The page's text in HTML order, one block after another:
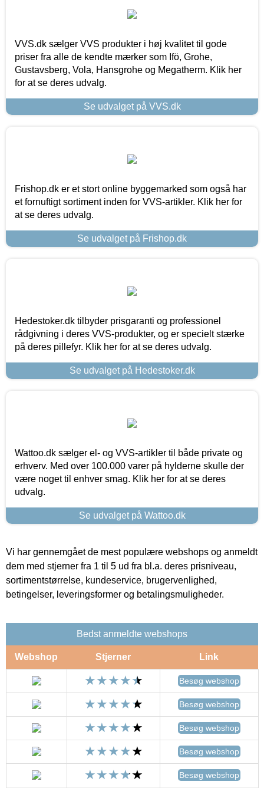
VVS.dk sælger VVS produkter i høj kvalitet til gode
priser fra alle de kendte mærker som Ifö, Grohe,
Gustavsberg, Vola, Hansgrohe og Megatherm. Klik her
for at se deres udvalg.
Se udvalget på VVS.dk
Frishop.dk er et stort online byggemarked som også har
et fornuftigt sortiment inden for VVS-artikler. Klik her for
at se deres udvalg.
Se udvalget på Frishop.dk
Hedestoker.dk tilbyder prisgaranti og professionel
rådgivning i deres VVS-produkter, og er specielt stærke
på deres pillefyr. Klik her for at se deres udvalg.
Se udvalget på Hedestoker.dk
Wattoo.dk sælger el- og VVS-artikler til både private og
erhverv. Med over 100.000 varer på hylderne skulle der
være noget til enhver smag. Klik her for at se deres
udvalg.
Se udvalget på Wattoo.dk
Vi har gennemgået de mest populære webshops og anmeldt
dem med stjerner fra 1 til 5 ud fra bl.a. deres prisniveau,
sortimentstørrelse, kundeservice, brugervenlighed,
betingelser, leveringsformer og betalingsmuligheder.
Bedst anmeldte webshops
Webshop Stjerner Link
Besøg webshop
Besøg webshop
Besøg webshop
Besøg webshop
Besøg webshop